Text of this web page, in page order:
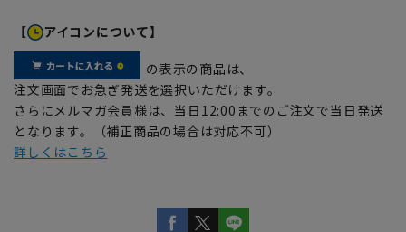
【 アイコンについて】
の表示の商品は、
注文画面でお急ぎ発送を選択いただけます。
さらにメルマガ会員様は、当日12:00までのご注文で当日発送
となります。（補正商品の場合は対応不可）
詳しくはこちら